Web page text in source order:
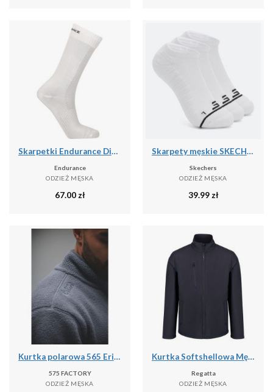
Skarpetki Endurance Dingwall
Endurance
ODZIEŻ MĘSKA
67.00 zł
Skarpety męskie SKECHERS 1/2 Terry No Show 3
Skechers
ODZIEŻ MĘSKA
39.99 zł
Kurtka polarowa 565 Erima Ts szara
575 FACTORY
ODZIEŻ MĘSKA
Kurtka Softshellowa Męska Trzywarstwowa
Regatta
ODZIEŻ MĘSKA